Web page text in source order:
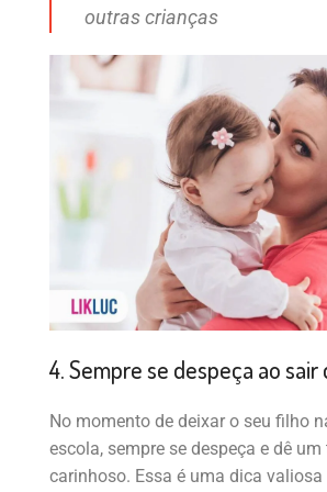
outras crianças
4. Sempre se despeça ao sair
No momento de deixar o seu filho
escola, sempre se despeça e dê um
carinhoso. Essa é uma dica valiosa